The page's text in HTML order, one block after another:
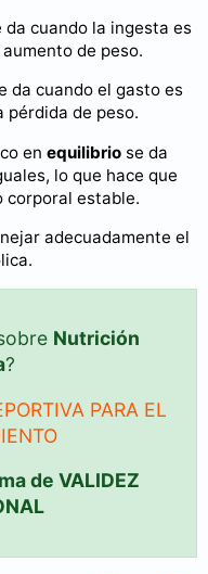
da cuando la ingesta es
de peso.
da cuando el gasto es
pérdida de peso.
en equilibrio se da
lo que hace que
corporal estable.
adecuadamente el
Nutrición
?
PARA EL
de VALIDEZ